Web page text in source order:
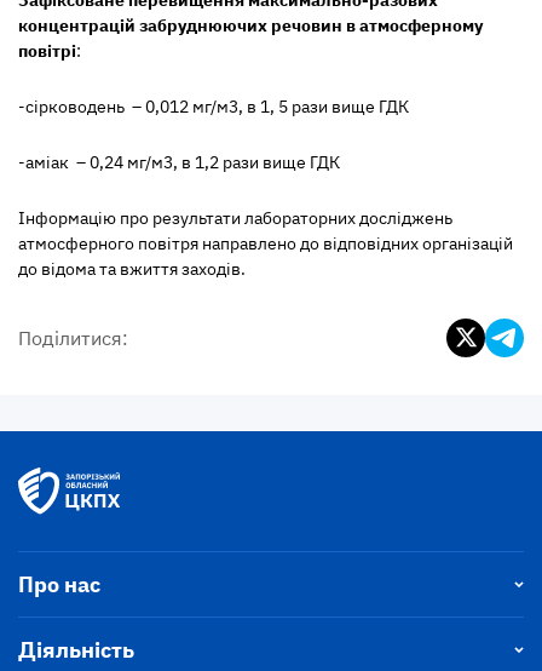
концентрацій забруднюючих речовин в атмосферному
повітрі:
-сірководень – 0,012 мг/м3, в 1, 5 рази вище ГДК
-аміак – 0,24 мг/м3, в 1,2 рази вище ГДК
Інформацію про результати лабораторних досліджень
атмосферного повітря направлено до відповідних організацій
до відома та вжиття заходів.
Поділитися:
Про нас
Діяльність